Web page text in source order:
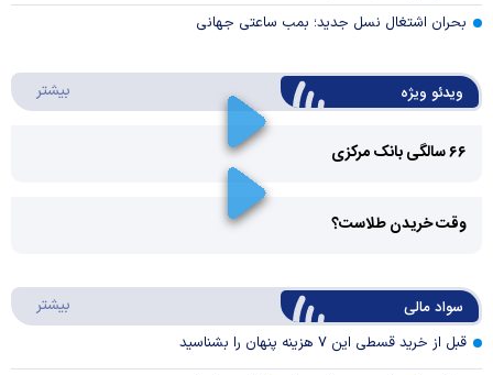
بحران اشتغال نسل جدید؛ بمب ساعتی جهانی
ویدئو ویژه بیشتر
۶۶ سالگی بانک مرکزی
Video
وقت خریدن طلاست؟
سواد مالی بیشتر
قبل از خرید قسطی این ۷ هزینه پنهان را بشناسید